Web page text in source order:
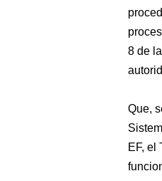
8 de
Que,
EF, el